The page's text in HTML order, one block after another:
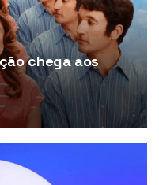
chega aos